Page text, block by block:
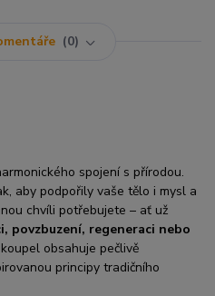
0
spojení s přírodou.
aby podpořily vaše tělo i mysl a
chvíli potřebujete – ať už
povzbuzení, regeneraci nebo
koupel obsahuje pečlivě
principy tradičního